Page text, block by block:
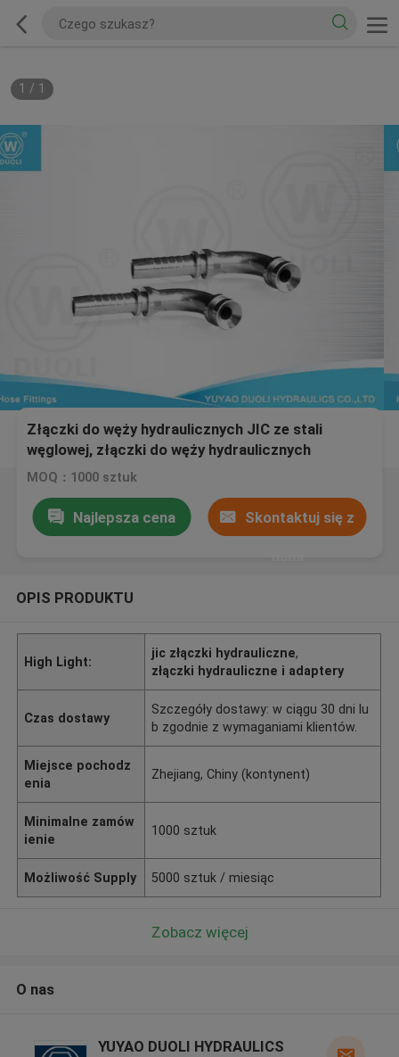
1 / 1
Złączki do węży hydraulicznych JIC ze stali
węglowej, złączki do węży hydraulicznych
MOQ：1000 sztuk
Najlepsza cena Skontaktuj się z
OPIS PRODUKTU
High Light:
jic złączki hydrauliczne,
złączki hydrauliczne i adaptery
Czas dostawy
Szczegóły dostawy: w ciągu 30 dni lu
b zgodnie z wymaganiami klientów.
Miejsce pochodz
enia
Zhejiang, Chiny (kontynent)
Minimalne zamów
ienie
1000 sztuk
Możliwość Supply 5000 sztuk / miesiąc
Zobacz więcej
O nas
YUYAO DUOLI HYDRAULICS